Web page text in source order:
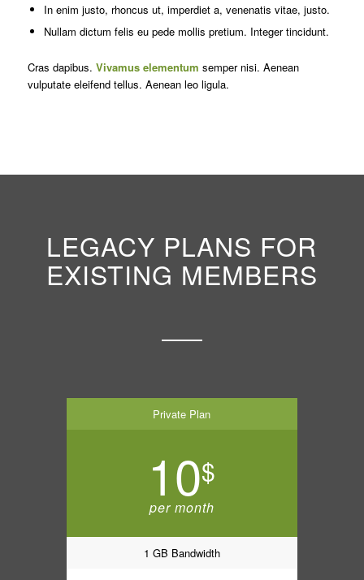
In enim justo, rhoncus ut, imperdiet a, venenatis vitae, justo.
Nullam dictum felis eu pede mollis pretium. Integer tincidunt.
Cras dapibus. Vivamus elementum semper nisi. Aenean
vulputate eleifend tellus. Aenean leo ligula.
LEGACY PLANS FOR
EXISTING MEMBERS
Private Plan
10$
per month
1 GB Bandwidth